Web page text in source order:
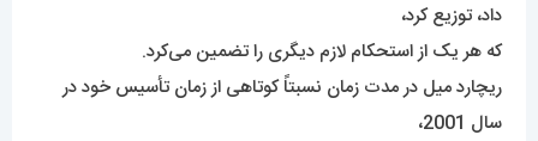
داد، توزیع کرد،
که هر یک از استحکام لازم دیگری را تضمین می‌کرد.
ریچارد میل در مدت زمان نسبتاً کوتاهی از زمان تأسیس خود در
سال 2001،